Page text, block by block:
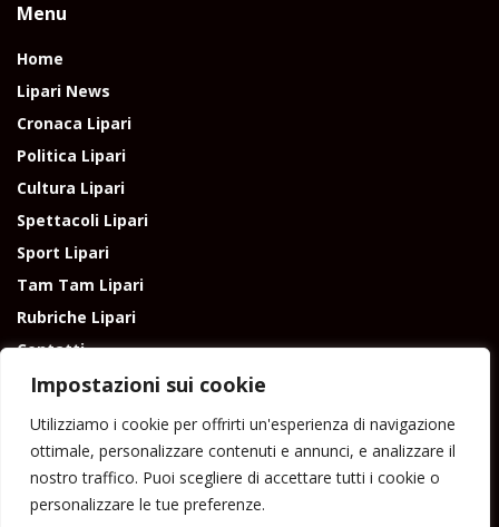
Impostazioni sui cookie
Utilizziamo i cookie per offrirti un'esperienza di navigazione
ottimale, personalizzare contenuti e annunci, e analizzare il
nostro traffico. Puoi scegliere di accettare tutti i cookie o
personalizzare le tue preferenze.
Menu
Home
Lipari News
Cronaca Lipari
Politica Lipari
Cultura Lipari
Spettacoli Lipari
Sport Lipari
Tam Tam Lipari
Rubriche Lipari
Contatti
Direttore responsabile: Peppe Paino - Eolmedia, via Zinzolo, 20 - 980555 -
Lipari (Me) - Tel. 3924544698 e-mail: giornaledilipari@gmail.com -